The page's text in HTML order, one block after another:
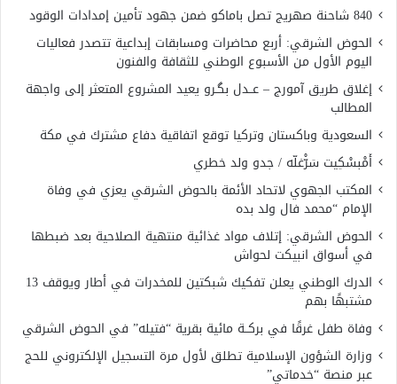
840 شاحنة صهريج تصل باماكو ضمن جهود تأمين إمدادات الوقود
الحوض الشرقي: أربع محاضرات ومسابقات إبداعية تتصدر فعاليات
اليوم الأول من الأسبوع الوطني للثقافة والفنون
إغلاق طريق آمورج – عــدل بگـرو يعيد المشروع المتعثر إلى واجهة
المطالب
السعودية وباكستان وتركيا توقع اتفاقية دفاع مشترك في مكة
أَمْبسْكِيت سَرّْغلّه / جدو ولد خطري
المكتب الجهوي لاتحاد الأئمة بالحوض الشرقي يعزي في وفاة
الإمام “محمد فال ولد بده
الحوض الشرقي: إتلاف مواد غذائية منتهية الصلاحية بعد ضبطها
في أسواق انبيكت لحواش
الدرك الوطني يعلن تفكيك شبكتين للمخدرات في أطار ويوقف 13
مشتبهًا بهم
وفاة طفل غرقًا في بركــة مائية بقرية “فتيله” في الحوض الشرقي
وزارة الشؤون الإسلامية تطلق لأول مرة التسجيل الإلكتروني للحج
عبر منصة “خدماتي”